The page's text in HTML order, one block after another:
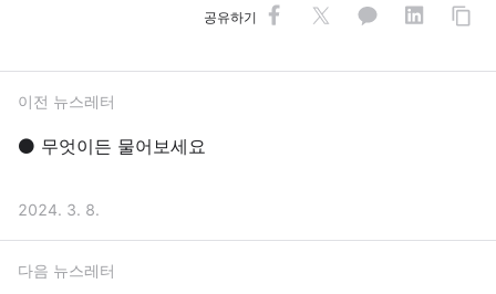
공유하기
이전 뉴스레터
⚫️ 무엇이든 물어보세요
2024. 3. 8.
다음 뉴스레터